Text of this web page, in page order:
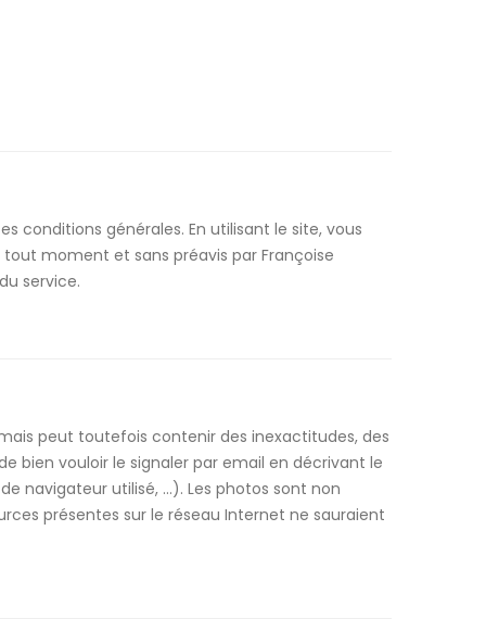
conditions générales. En utilisant le site, vous
moment et sans préavis par Françoise
service.
peut toutefois contenir des inexactitudes, des
bien vouloir le signaler par email en décrivant le
navigateur utilisé, …). Les photos sont non
présentes sur le réseau Internet ne sauraient